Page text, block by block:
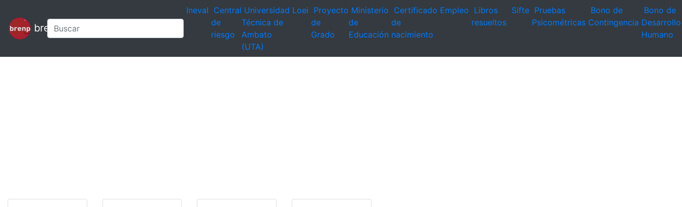
brenp
Ineval Central
de
riesgo
Universidad
Técnica de
Ambato
(UTA)
Loei Proyecto
de
Grado
Ministerio
de
Educación
Certificado
de
nacimiento
Empleo Libros
resueltos
Sifte Pruebas
Psicométricas
Bono de
Contingencia
Bono de
Desarrollo
Humano